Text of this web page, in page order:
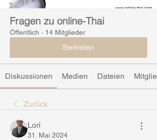
Fragen zu online-Thai
Öffentlich · 14 Mitglieder
Beitreten
Diskussionen Medien Dateien
Zurück
Lori
31. Mai 2024